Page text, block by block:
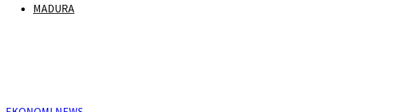
MADURA